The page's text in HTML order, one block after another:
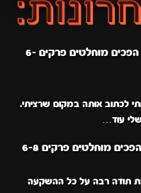
אתה ואני הפכים מוחלטים פרקים 6-
לכתוב אותה במקום שרציתי.
שלי עוד…
מוחלטים פרקים 6-8
תודה רבה על כל ההשקעה